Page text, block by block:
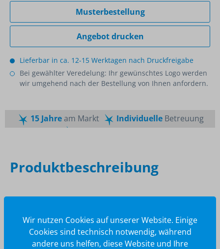
Musterbestellung
Angebot drucken
Lieferbar in ca. 12-15 Werktagen nach Druckfreigabe
Bei gewählter Veredelung: Ihr gewünschtes Logo werden
wir umgehend nach der Bestellung von Ihnen anfordern.
15 Jahream Markt IndividuelleBetreuung
Produktbeschreibung
Das faltbare Lichtbogenfeuerzeug REEVES-SARZEAU
kann als Stabfeuerzeug mit flexiblem Arm eingesetzt
werden oder als handlich…Mehr
Wir nutzen Cookies auf unserer Website. Einige
Cookies sind technisch notwendig, während
andere uns helfen, diese Website und Ihre